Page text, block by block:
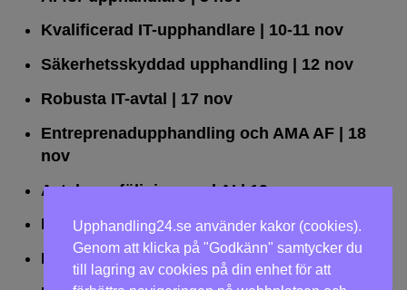
Kvalificerad IT-upphandlare| 10-11 nov
Säkerhetsskyddad upphandling | 12 nov
Robusta IT-avtal
| 17 nov
Entreprenadupphandling och AMA AF| 18
nov
Avtalsuppföljning med AI| 19 nov
Leda upphandlingar effektivt| 25 nov
Dialogförfaranden | 26 nov
Upphandling24.se använder kakor (cookies).
Genom att klicka på "Godkänn" samtycker du
till lagring av cookies på din enhet för att